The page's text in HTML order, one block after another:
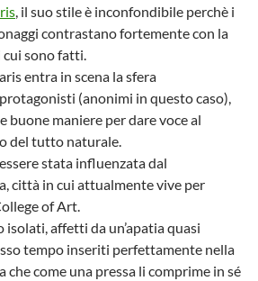
, il suo stile è inconfondibile perchè i
contrastano fortemente con la
cui sono fatti.
entra in scena la sfera
(anonimi in questo caso),
buone maniere per dare voce al
del tutto naturale.
stata influenzata dal
città in cui attualmente vive per
of Art.
isolati, affetti da un’apatia quasi
tempo inseriti perfettamente nella
che come una pressa li comprime in sé